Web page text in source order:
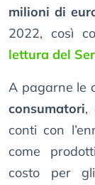
milioni di
2022, così
lettura del
A pagarne le
consumatori,
conti con
come
costo per